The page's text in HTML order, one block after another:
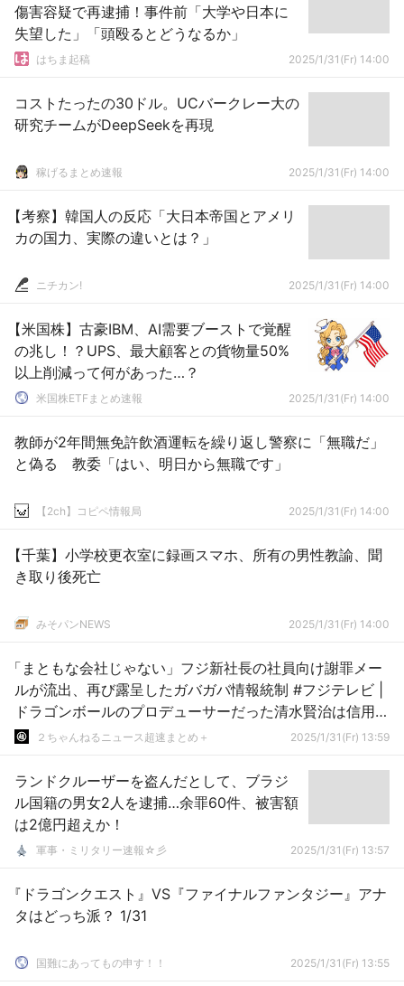
傷害容疑で再逮捕！事件前「大学や日本に
失望した」「頭殴るとどうなるか」
はちま起稿 2025/1/31(Fr) 14:00
コストたったの30ドル。UCバークレー大の
研究チームがDeepSeekを再現
稼げるまとめ速報 2025/1/31(Fr) 14:00
【考察】韓国人の反応「大日本帝国とアメリ
カの国力、実際の違いとは？」
ニチカン! 2025/1/31(Fr) 14:00
【米国株】古豪IBM、AI需要ブーストで覚醒
の兆し！？UPS、最大顧客との貨物量50%
以上削減って何があった…？
米国株ETFまとめ速報 2025/1/31(Fr) 14:00
教師が2年間無免許飲酒運転を繰り返し警察に「無職だ」
と偽る 教委「はい、明日から無職です」
【2ch】コピペ情報局 2025/1/31(Fr) 14:00
【千葉】小学校更衣室に録画スマホ、所有の男性教諭、聞
き取り後死亡
みそパンNEWS 2025/1/31(Fr) 14:00
「まともな会社じゃない」フジ新社長の社員向け謝罪メー
ルが流出、再び露呈したガバガバ情報統制 #フジテレビ |
ドラゴンボールのプロデューサーだった清水賢治は信用で
きるよ２ちゃんねるニュース超速まとめ＋ 2025/1/31(Fr) 13:59
ランドクルーザーを盗んだとして、ブラジ
ル国籍の男女2人を逮捕…余罪60件、被害額
は2億円超えか！
軍事・ミリタリー速報☆彡 2025/1/31(Fr) 13:57
『ドラゴンクエスト』VS『ファイナルファンタジー』アナ
タはどっち派？ 1/31
国難にあってもの申す！！ 2025/1/31(Fr) 13:55